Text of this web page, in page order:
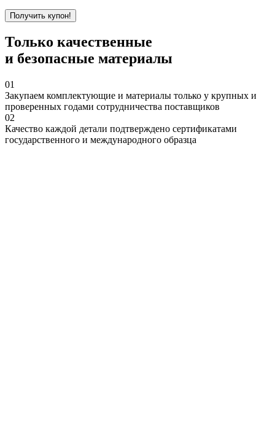
Только качественные
и безопасные материалы
01
Закупаем комплектующие и материалы только у крупных и
проверенных годами сотрудничества поставщиков
02
Качество каждой детали подтверждено сертификатами
государственного и международного образца